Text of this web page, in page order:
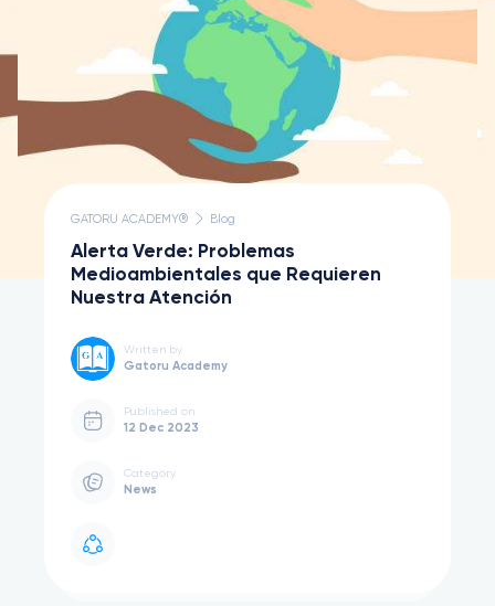
GATORU ACADEMY® Blog
Alerta Verde: Problemas
Medioambientales que Requieren
Nuestra Atención
Written by
Gatoru Academy
Published on
12 Dec 2023
Category
News